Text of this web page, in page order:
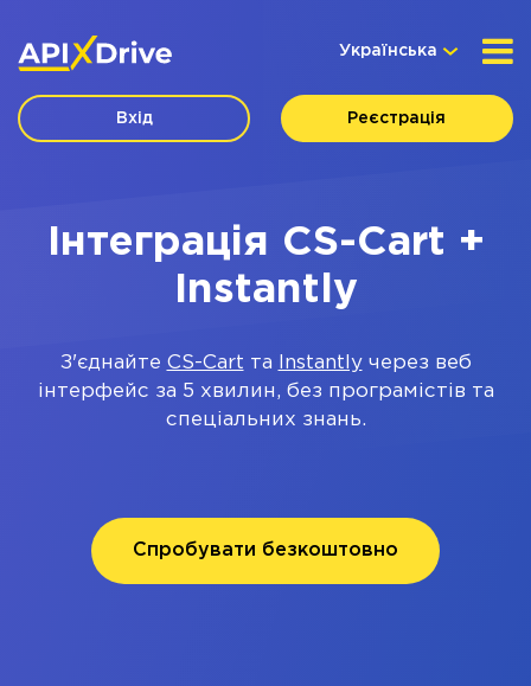
Українська
Вхід Реєстрація
Інтеграція CS-Cart +
Instantly
З'єднайте CS-Cart та Instantlyчерез веб
інтерфейс за 5 хвилин, без програмістів та
спеціальних знань.
Спробувати безкоштовно